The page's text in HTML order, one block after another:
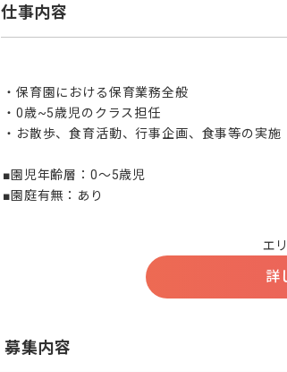
仕事内容
・保育園における保育業務全般
・0歳~5歳児のクラス担任
・お散歩、食育活動、行事企画、食事等の実施
■園児年齢層：0～5歳児
■園庭有無：あり
エ
詳
募集内容